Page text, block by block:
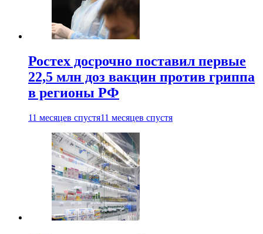
Ростех досрочно поставил первые
22,5 млн доз вакцин против гриппа
в регионы РФ
11 месяцев спустя11 месяцев спустя